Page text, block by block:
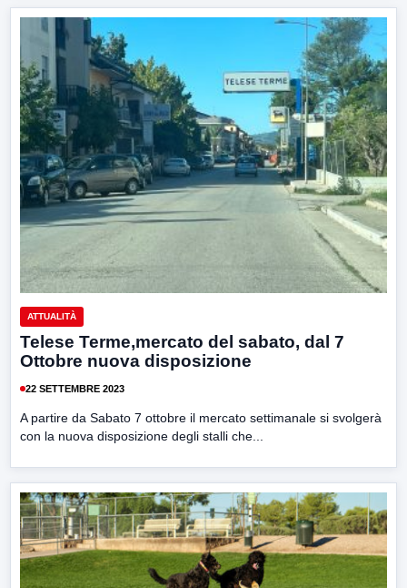
ATTUALITÀ
Telese Terme,mercato del sabato, dal 7
Ottobre nuova disposizione
22 SETTEMBRE 2023
A partire da Sabato 7 ottobre il mercato settimanale si svolgerà
con la nuova disposizione degli stalli che...